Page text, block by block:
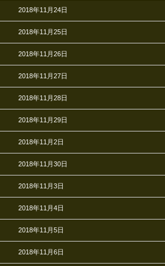
2018年11月24日
2018年11月25日
2018年11月26日
2018年11月27日
2018年11月28日
2018年11月29日
2018年11月2日
2018年11月30日
2018年11月3日
2018年11月4日
2018年11月5日
2018年11月6日